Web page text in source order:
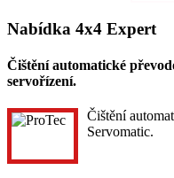
Nabídka 4x4 Expert
Čištění automatické
servořízení.
Čištění
Servomatic.